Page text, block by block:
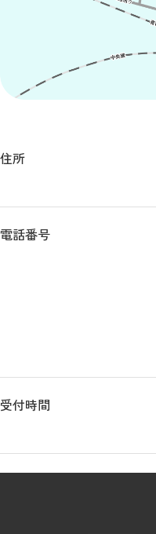
住所
電話番号
受付時間